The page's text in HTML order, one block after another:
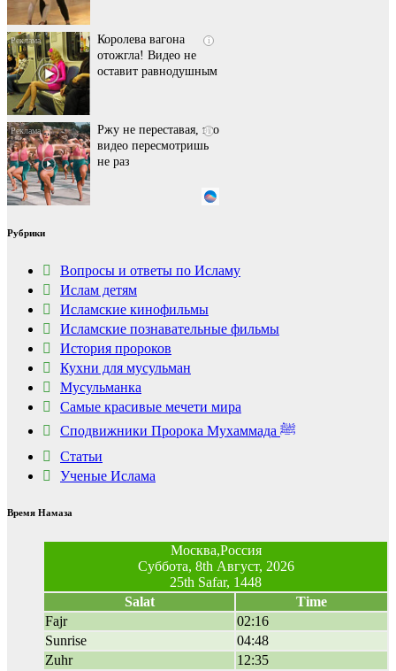
i
Королева вагона
отожгла! Видео не
оставит равнодушным
i
Ржу не переставая, это
видео пересмотришь
не раз
i
Ролик из Омска: вы
будете смеяться долго
Рубрики
Вопросы и ответы по Исламу
Ислам детям
Исламские кинофильмы
Исламские познавательные фильмы
История пророков
Кухни для мусульман
Мусульманка
Самые красивые мечети мира
Сподвижники Пророка Мухаммада ﷺ
Статьи
Ученые Ислама
Время Намаза
Москва,Россия
Суббота, 8th Август, 2026
25th Safar, 1448
Salat
Time
Fajr
02:16
Sunrise
04:48
Zuhr
12:35